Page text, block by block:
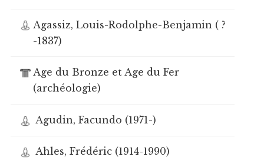
Agassiz, Louis-Rodolphe-Benjamin ( ?
-1837)
Age du Bronze et Age du Fer
(archéologie)
Agudin, Facundo (1971-)
Ahles, Frédéric (1914-1990)